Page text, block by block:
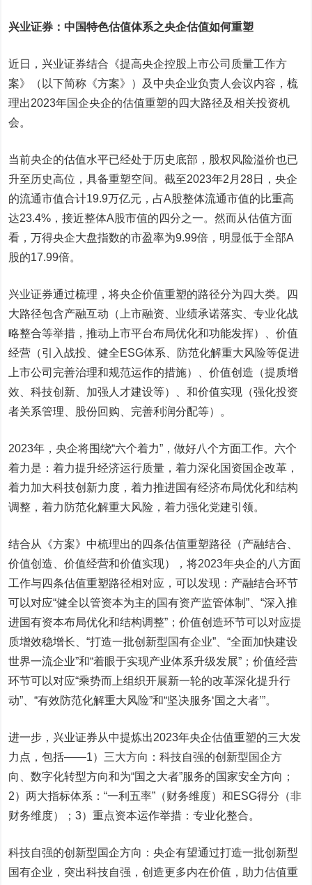
兴业证券：中国特色估值体系之央企估值如何重塑
近日，兴业证券结合《提高央企控股上市公司质量工作方
案》（以下简称《方案》）及中央企业负责人会议内容，梳
理出2023年国企央企的估值重塑的四大路径及相关投资机
会。
当前央企的估值水平已经处于历史底部，股权风险溢价也已
升至历史高位，具备重塑空间。截至2023年2月28日，央企
的流通市值合计19.9万亿元，占A股整体流通市值的比重高
达23.4%，接近整体A股市值的四分之一。然而从估值方面
看，万得央企大盘指数的市盈率为9.99倍，明显低于全部A
股的17.99倍。
兴业证券通过梳理，将央企价值重塑的路径分为四大类。四
大路径包含产融互动（上市融资、业绩承诺落实、专业化战
略整合等举措，推动上市平台布局优化和功能发挥）、价值
经营（引入战投、健全ESG体系、防范化解重大风险等促进
上市公司完善治理和规范运作的措施）、价值创造（提质增
效、科技创新、加强人才建设等）、和价值实现（强化投资
者关系管理、股份回购、完善利润分配等）。
2023年，央企将围绕“六个着力”，做好八个方面工作。六个
着力是：着力提升经济运行质量，着力深化国资国企改革，
着力加大科技创新力度，着力推进国有经济布局优化和结构
调整，着力防范化解重大风险，着力强化党建引领。
结合从《方案》中梳理出的四条估值重塑路径（产融结合、
价值创造、价值经营和价值实现），将2023年央企的八方面
工作与四条估值重塑路径相对应，可以发现：产融结合环节
可以对应“健全以管资本为主的国有资产监管体制”、“深入推
进国有资本布局优化和结构调整”；价值创造环节可以对应提
质增效稳增长、“打造一批创新型国有企业”、“全面加快建设
世界一流企业”和“着眼于实现产业体系升级发展”；价值经营
环节可以对应“乘势而上组织开展新一轮的改革深化提升行
动”、“有效防范化解重大风险”和“坚决服务‘国之大者’”。
进一步，兴业证券从中提炼出2023年央企估值重塑的三大发
力点，包括——1）三大方向：科技自强的创新型国企方
向、数字化转型方向和为“国之大者”服务的国家安全方向；
2）两大指标体系：“一利五率”（财务维度）和ESG得分（非
财务维度）；3）重点资本运作举措：专业化整合。
科技自强的创新型国企方向：央企有望通过打造一批创新型
国有企业，突出科技自强，创造更多内在价值，助力估值重